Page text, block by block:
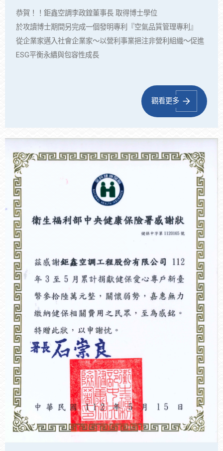
恭賀！！鉅鑫空調李政鍠董事長 取得博士學位
於攻讀博士期間另完成⼀個發明專利『空氣品質管理專利』
從企業家邁入社會企業家～以營利事業挹注非營利組織～促進
ESG平衡永續與包容性成長
觀看更多